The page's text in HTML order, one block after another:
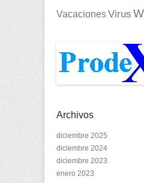
VacacionesVirus
Archivos
diciembre 2025
diciembre 2024
diciembre 2023
enero 2023